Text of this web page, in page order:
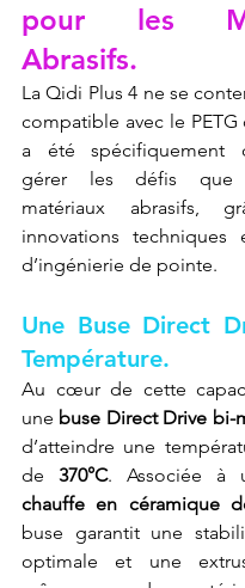
pour les
Abrasifs.
La Qidi Plus 4 ne se
compatible avec le
a été spécifiquement
gérer les défis que
matériaux abrasifs,
innovations
d’ingénierie de pointe.
Une Buse Direct
Température.
Au cœur de cette
une buse Direct Drive bi-
d’atteindre une
de 370°C. Associée à
chauffe en céramique
buse garantit une
optimale et une